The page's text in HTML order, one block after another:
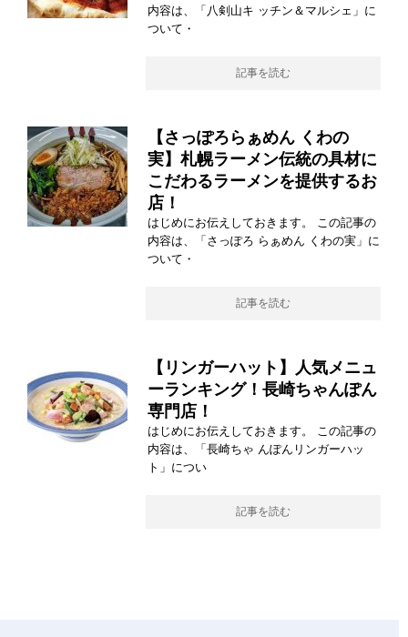
内容は、「八剣山キ ッチン＆マルシェ」に
ついて・
記事を読む
【さっぽろらぁめん くわの
実】札幌ラーメン伝統の具材に
こだわるラーメンを提供するお
店！
はじめにお伝えしておきます。 この記事の
内容は、「さっぽろ らぁめん くわの実」に
ついて・
記事を読む
【リンガーハット】人気メニュ
ーランキング！長崎ちゃんぽん
専門店！
はじめにお伝えしておきます。 この記事の
内容は、「長崎ちゃ んぽんリンガーハッ
ト」につい
記事を読む